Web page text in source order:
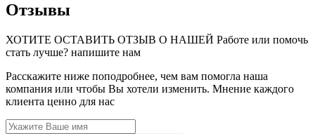
Отзывы
ХОТИТЕ ОСТАВИТЬ ОТЗЫВ О НАШЕЙ Работе или помочь
стать лучше? напишите нам
Расскажите ниже поподробнее, чем вам помогла наша
компания или чтобы Вы хотели изменить. Мнение каждого
клиента ценно для нас